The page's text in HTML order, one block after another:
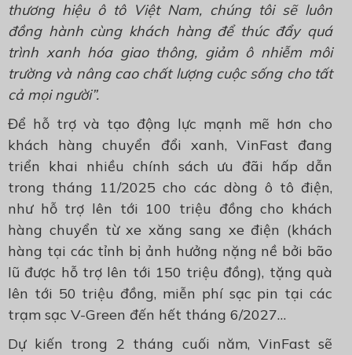
thương hiệu ô tô Việt Nam, chúng tôi sẽ luôn
đồng hành cùng khách hàng để thúc đẩy quá
trình xanh hóa giao thông, giảm ô nhiễm môi
trường và nâng cao chất lượng cuộc sống cho tất
cả mọi người”.
Để hỗ trợ và tạo động lực mạnh mẽ hơn cho
khách hàng chuyển đổi xanh, VinFast đang
triển khai nhiều chính sách ưu đãi hấp dẫn
trong tháng 11/2025 cho các dòng ô tô điện,
như hỗ trợ lên tới 100 triệu đồng cho khách
hàng chuyển từ xe xăng sang xe điện (khách
hàng tại các tỉnh bị ảnh hưởng nặng nề bởi bão
lũ được hỗ trợ lên tới 150 triệu đồng), tặng quà
lên tới 50 triệu đồng, miễn phí sạc pin tại các
trạm sạc V-Green đến hết tháng 6/2027…
Dự kiến trong 2 tháng cuối năm, VinFast sẽ